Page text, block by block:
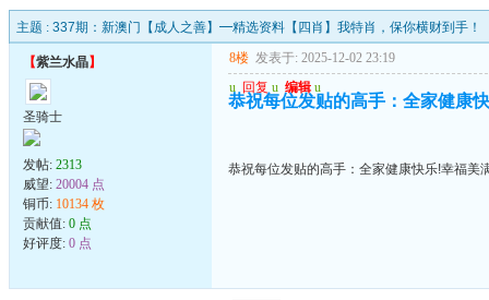
主题 : 337期：新澳门【成人之善】━精选资料【四肖】我特肖，保你横财到手！
【紫兰水晶】
圣骑士
发帖: 2313
威望: 20004 点
铜币: 10134 枚
贡献值: 0 点
好评度: 0 点
8楼 发表于: 2025-12-02 23:19
u 回复 u 编辑 u
恭祝每位发贴的高手：全家健康
恭祝每位发贴的高手：全家健康快乐!幸福美